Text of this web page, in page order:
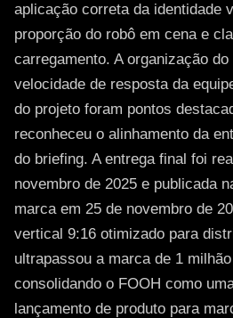
aplicação correta da identidade
proporção do robô em cena e
carregamento. A organização
velocidade de resposta da
do projeto foram pontos
reconheceu o alinhamento da
do briefing. A entrega final foi
novembro de 2025 e publicada
marca em 25 de novembro de
vertical 9:16 otimizado para
ultrapassou a marca de 1
consolidando o FOOH como
lançamento de produto para